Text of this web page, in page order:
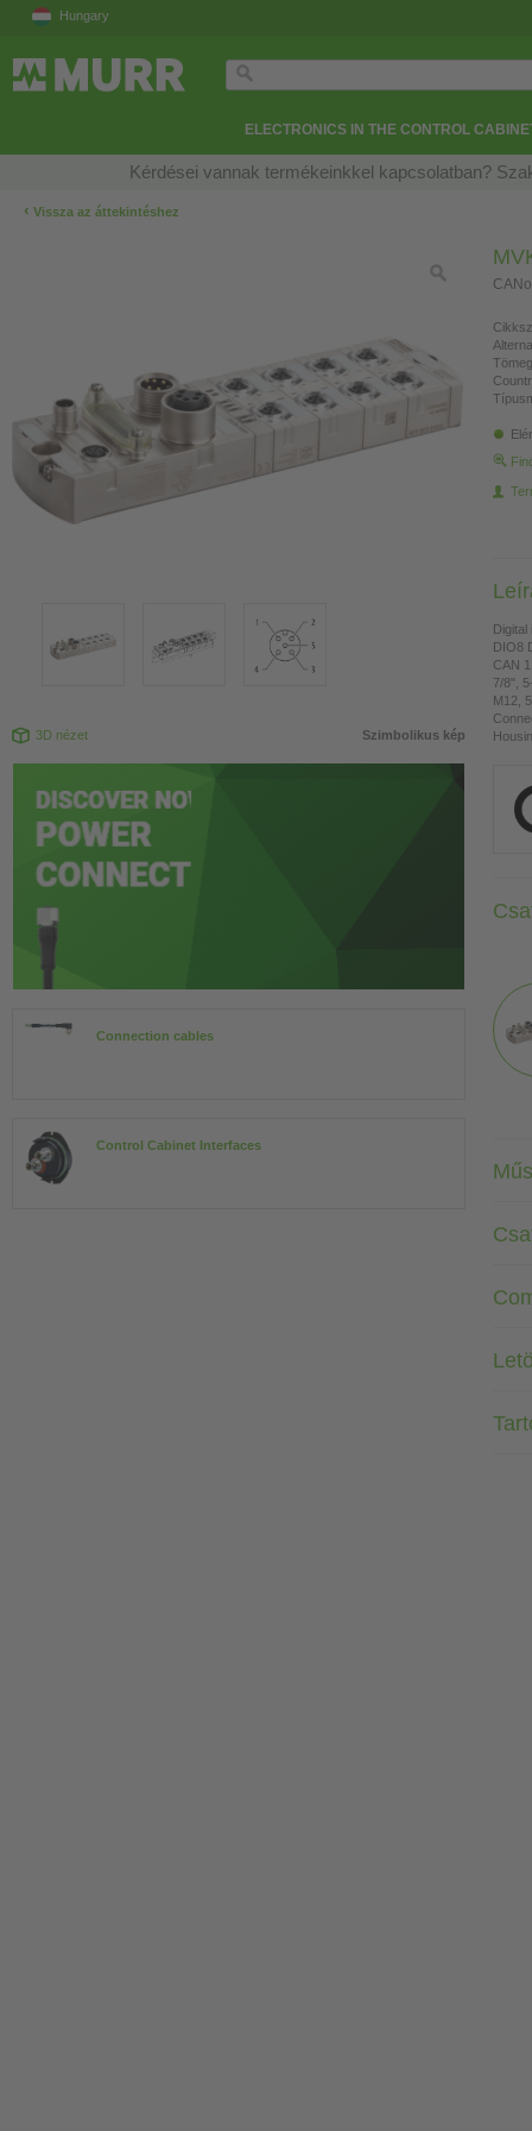
Hungary
ELECTRONICS IN THE CONTROL
Kérdései vannak termékeinkkel kapcsolatban?
‹ Vissza az áttekintéshez
3D nézet Szimbolikus kép
Connection cables
Control Cabinet Interfaces
Digital
DIO8
CAN
7/8",
M12,